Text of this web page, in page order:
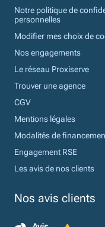
Notre politique de
personnelles
Modifier mes choix de
Nos engagements
Le réseau Proxiserve
Trouver une agence
CGV
Mentions légales
Modalités de
Engagement RSE
Les avis de nos clients
Nos avis clients